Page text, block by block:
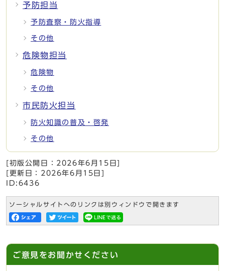
予防担当
予防査察・防火指導
その他
危険物担当
危険物
その他
市民防火担当
防火知識の普及・啓発
その他
[初版公開日： 2026年6月15日
[更新日： 2026年6月15日
ID:6436
ソーシャルサイトへのリンクは別ウィンドウで開きます
ご意見をお聞かせください